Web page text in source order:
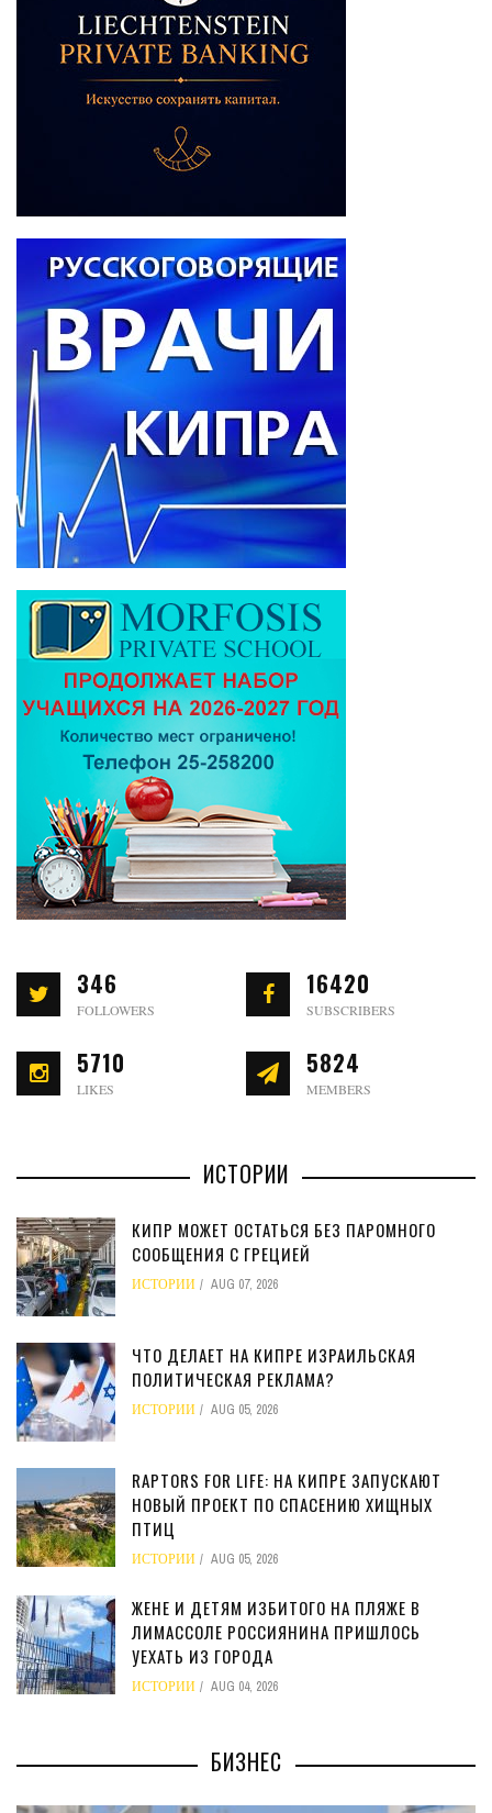
346
FOLLOWERS
16420
SUBSCRIBERS
5710
LIKES
5824
MEMBERS
ИСТОРИИ
КИПР МОЖЕТ ОСТАТЬСЯ БЕЗ ПАРОМНОГО
СООБЩЕНИЯ С ГРЕЦИЕЙ
ИСТОРИИ AUG 07, 2026
ЧТО ДЕЛАЕТ НА КИПРЕ ИЗРАИЛЬСКАЯ
ПОЛИТИЧЕСКАЯ РЕКЛАМА?
ИСТОРИИ AUG 05, 2026
RAPTORS FOR LIFE: НА КИПРЕ ЗАПУСКАЮТ
НОВЫЙ ПРОЕКТ ПО СПАСЕНИЮ ХИЩНЫХ
ПТИЦ
ИСТОРИИ AUG 05, 2026
ЖЕНЕ И ДЕТЯМ ИЗБИТОГО НА ПЛЯЖЕ В
ЛИМАССОЛЕ РОССИЯНИНА ПРИШЛОСЬ
УЕХАТЬ ИЗ ГОРОДА
ИСТОРИИ AUG 04, 2026
БИЗНЕС